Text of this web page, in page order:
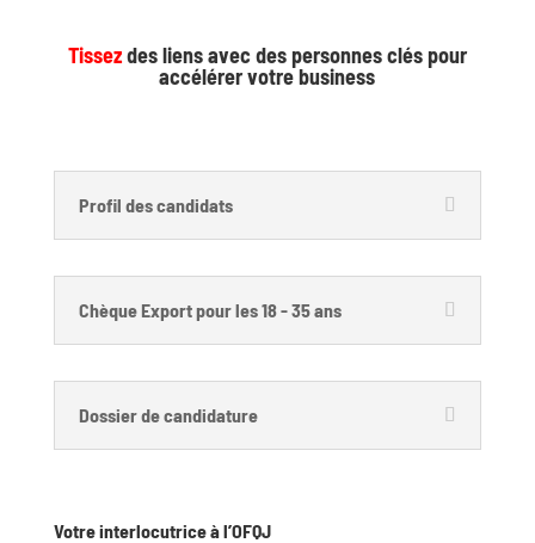
Tissezdes liens avec des personnes clés pour
accélérer votre business
Profil des candidats
Chèque Export pour les 18 - 35 ans
Dossier de candidature
Votre interlocutrice à l’OFQJ